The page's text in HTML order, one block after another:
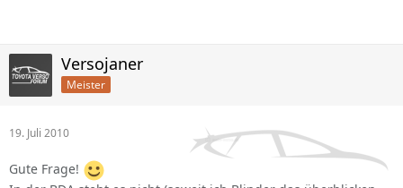
Versojaner
Meister
19. Juli 2010
Gute Frage!